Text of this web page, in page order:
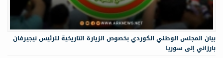
‏‏بيان المجلس الوطني الكوردي بخصوص الزيارة التاريخية للرئيس نيجيرفان
بارزاني إلى سوريا